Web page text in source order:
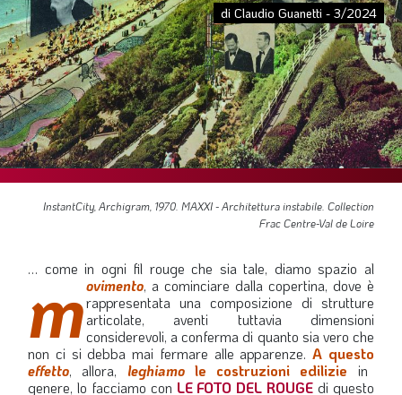
Ultima edizione
1-2/2025
SOMMARIO
EDITORIALE
PREVIDENZA
FOCUS
TERZA PAGINA
LE FOTO DEL FIL ROUGE
IN QUESTO NUMERO
SCENARIO ECONOMICO
SPAZIO APERTO
di Claudio Guanetti - 3/2024
InstantCity, Archigram, 1970. MAXXI - Architettura instabile. Collection
Frac Centre-Val de Loire
… come in ogni fil rouge che sia tale, diamo spazio al
movimento, a cominciare dalla copertina, dove è
rappresentata una composizione di strutture
articolate, aventi tuttavia dimensioni
considerevoli, a conferma di quanto sia vero che
non ci si debba mai fermare alle apparenze.A questo
effetto, allora, leghiamole costruzioni edilizie in
genere, lo facciamo con LE FOTO DEL ROUGE di questo